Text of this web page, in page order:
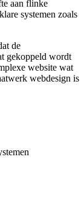
aan flinke
systemen zoals
de
gekoppeld wordt
website wat
webdesign is